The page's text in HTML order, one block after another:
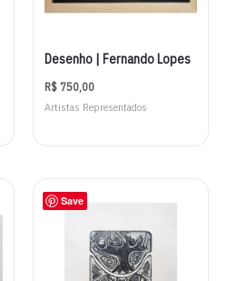
Desenho | Fernando Lopes
R$ 750,00
Artistas Representados
Save